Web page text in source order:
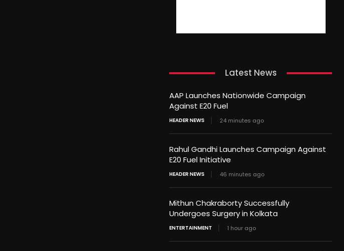
Latest News
AAP Launches Nationwide Campaign
Against E20 Fuel
HEADER NEWS 24 minutes ago
Rahul Gandhi Launches Campaign Against
E20 Fuel Initiative
HEADER NEWS 46 minutes ago
Mithun Chakraborty Successfully
Undergoes Surgery in Kolkata
ENTERTAINMENT 1 hour ago